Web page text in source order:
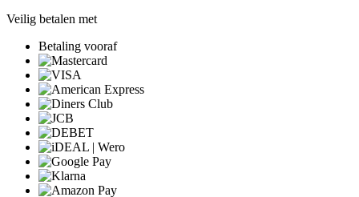
Veilig betalen met
Betaling vooraf